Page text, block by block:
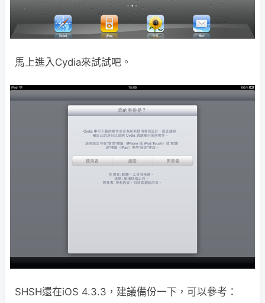
馬上進入Cydia來試試吧。
SHSH還在iOS 4.3.3，建議備份一下，可以參考：